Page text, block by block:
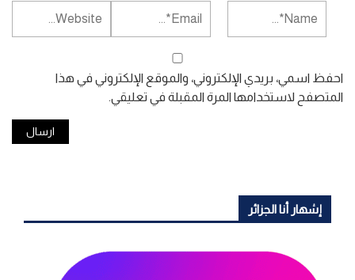
احفظ اسمي، بريدي الإلكتروني، والموقع الإلكتروني في هذا
المتصفح لاستخدامها المرة المقبلة في تعليقي.
إشهار أنا الجزائر